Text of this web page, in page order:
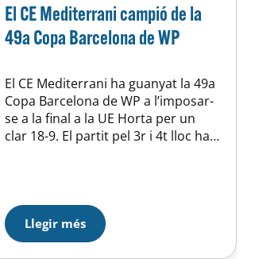
El CE Mediterrani campió de la
49a Copa Barcelona de WP
El CE Mediterrani ha guanyat la 49a
Copa Barcelona de WP a l’imposar-
se a la final a la UE Horta per un
clar 18-9. El partit pel 3r i 4t lloc ha
4t: CN Premià En resum, bon…
Llegir més